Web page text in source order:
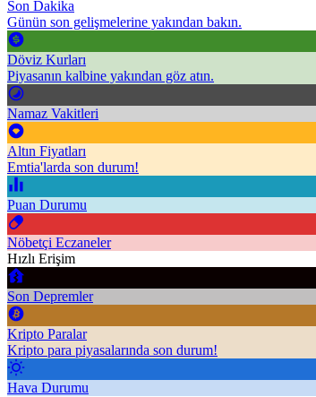
Son Dakika
Günün son gelişmelerine yakından bakın.
Döviz Kurları
Piyasanın kalbine yakından göz atın.
Namaz Vakitleri
Altın Fiyatları
Emtia'larda son durum!
Puan Durumu
Nöbetçi Eczaneler
Hızlı Erişim
Son Depremler
Kripto Paralar
Kripto para piyasalarında son durum!
Hava Durumu